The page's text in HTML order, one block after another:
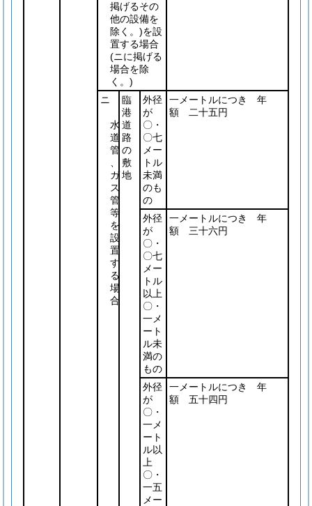
掲げるその
他の設備を
除く。)を設
置する場合
(ニに掲げる
場合を除
く。)
ニ
水
道
管
ガ
ス
管
等
を
設
置
す
る
場
合
臨
港
道
路
の
敷
地
外径
が
〇・
〇七
メー
トル
未満
のも
の
一メートルにつき 年
額 二十五円
外径
が
〇・
〇七
メー
トル
以上
〇・
一メ
ート
ル未
満の
もの
一メートルにつき 年
額 三十六円
外径
が
〇・
一メ
ート
ル以
上
〇・
一五
メー
一メートルにつき 年
額 五十四円